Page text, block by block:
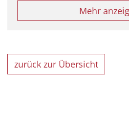
Mehr
zurück zur Übersicht